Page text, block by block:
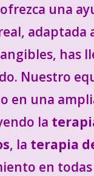
una
adaptada
has
Nuestro
en una
la
, la terapia
en